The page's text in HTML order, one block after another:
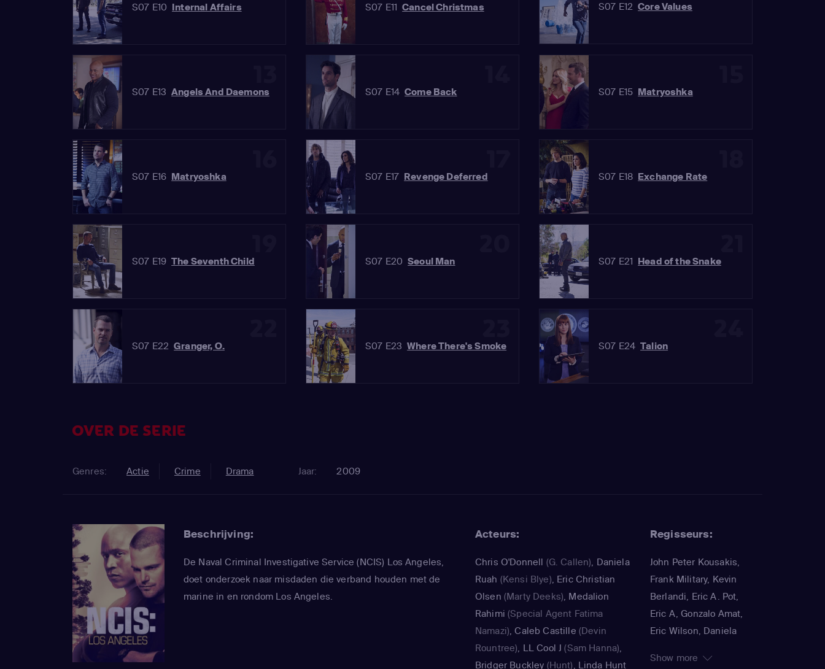
S07 E10 Internal Affairs S07 E11 Cancel Christmas S07 E12 Core Values
S07 E13 Angels And Daemons S07 E14 Come Back S07 E15 Matryoshka
S07 E16 Matryoshka S07 E17 Revenge Deferred S07 E18 Exchange Rate
S07 E19 The Seventh Child S07 E20 Seoul Man S07 E21 Head of the Snake
S07 E22 Granger, O. S07 E23 Where There's Smoke S07 E24 Talion
OVER DE SERIE
Genres: Actie Crime Drama Jaar: 2009
Beschrijving:
De Naval Criminal Investigative Service (NCIS) Los Angeles,
doet onderzoek naar misdaden die verband houden met de
marine in en rondom Los Angeles.
Acteurs:
Chris O'Donnell (G. Callen), Daniela
Ruah (Kensi Blye), Eric Christian
Olsen (Marty Deeks), Medalion
Rahimi (Special Agent Fatima
Namazi),Caleb Castille (Devin
Rountree), LL Cool J (Sam Hanna),
Bridger Buckley (Hunt), Linda Hunt
Regisseurs:
John Peter Kousakis,
Frank Military, Kevin
Berlandi, Eric A. Pot,
Eric A, Gonzalo Amat,
Eric Wilson, Daniela
Hanlon, Dennis Smith,
Show more